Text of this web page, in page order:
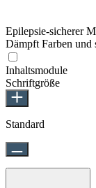
Epilepsie-sicherer
Dämpft Farben und
Inhaltsmodule
Schriftgröße
Standard